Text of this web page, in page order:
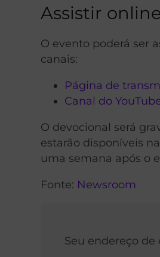
Assistir online
O evento poderá ser
canais:
Página de
Canal do
O devocional será
estarão disponíveis
uma semana após o
Fonte: Newsroom
Seu endereço